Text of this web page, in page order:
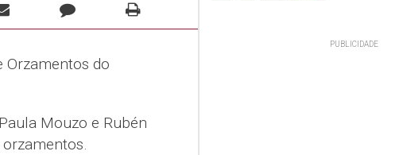
Orzamentos do
Mouzo e Rubén